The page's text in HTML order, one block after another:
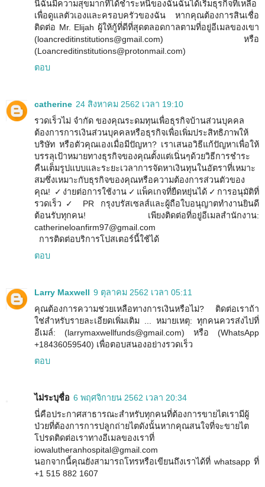
นี้ฉันมีความสุขมากที่ได้ชำระหนี้ของฉันฉันได้เริ่มธุรกิจที่เหลือ
เพื่อดูแลตัวเองและครอบครัวของฉัน หากคุณต้องการสินเชื่อ
ติดต่อ Mr. Elijah ผู้ให้กู้ที่ดีที่สุดตลอดกาลตามที่อยู่อีเมลของเขา
(loancreditinstitutions@gmail.com) หรือ
(Loancreditinstitutions@protonmail.com)
ตอบ
catherine 24 สิงหาคม 2562 เวลา 19:10
รวดเร็วไม่ จำกัด ของคุณระดมทุนเพื่อธุรกิจบ้านส่วนบุคคล
ต้องการการเงินส่วนบุคคลหรือธุรกิจเพื่อเพิ่มประสิทธิภาพให้
บริษัท หรือตัวคุณเองเมื่อมีปัญหา? เราเสนอวิธีแก้ปัญหาเพื่อให้
บรรลุเป้าหมายทางธุรกิจของคุณตั้งแต่เนิ่นๆด้วยวิธีการชำระ
คืนเต็มรูปแบบและระยะเวลาการจัดหาเงินทุนในอัตราที่เหมาะ
สมซึ่งเหมาะกับธุรกิจของคุณหรือความต้องการส่วนตัวของ
คุณ! ✓ง่ายต่อการใช้งาน✓แพ็คเกจที่ยืดหยุ่นได้✓การอนุมัติที่
รวดเร็ว✓ PR กรุงบรัสเซลส์และผู้ถือใบอนุญาตทำงานยินดี
ต้อนรับทุกคน! เพียงติดต่อที่อยู่อีเมลสำนักงาน:
catherineloanfirm97@gmail.com
การติดต่อบริการโปสเตอร์นี้ใช้ได้
ตอบ
Larry Maxwell 9 ตุลาคม 2562 เวลา 05:11
คุณต้องการความช่วยเหลือทางการเงินหรือไม่? ติดต่อเราถ้า
ใช่สำหรับรายละเอียดเพิ่มเติม ... หมายเหตุ: ทุกคนควรส่งไปที่
อีเมล์: (larrymaxwellfunds@gmail.com) หรือ (WhatsApp
+18436059540) เพื่อตอบสนองอย่างรวดเร็ว
ตอบ
ไม่ระบุชื่อ 6 พฤศจิกายน 2562 เวลา 20:34
นี่คือประกาศสาธารณะสำหรับทุกคนที่ต้องการขายไตเรามีผู้
ป่วยที่ต้องการการปลูกถ่ายไตดังนั้นหากคุณสนใจที่จะขายไต
โปรดติดต่อเราทางอีเมลของเราที่
iowalutheranhospital@gmail.com
นอกจากนี้คุณยังสามารถโทรหรือเขียนถึงเราได้ที่ whatsapp ที่
+1 515 882 1607